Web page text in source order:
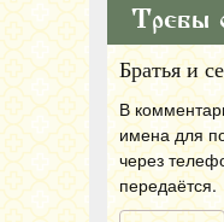
Требы
Братья и
В
имена для
через
передаётся.